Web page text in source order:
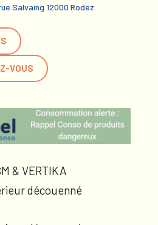
Salvaing 12000 Rodez
VOUS
& VERTIKA
découenné